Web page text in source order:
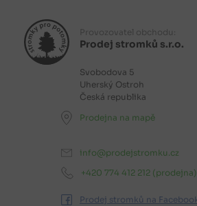
Provozovatel obchodu:
Prodej stromků s.r.o.
Svobodova 5
Uherský Ostroh
Česká republika
Prodejna na mapě
info@prodejstromku.cz
+420 774 412 212 (prodejna)
Prodej stromků na